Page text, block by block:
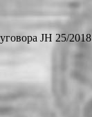
ЈН 25/2018